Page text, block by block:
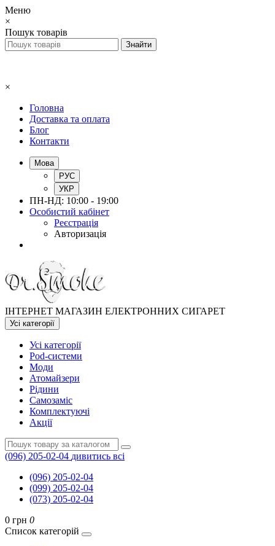
Меню
×
Пошук товарів
×
Головна
Доставка та оплата
Блог
Контакти
Мова
РУС
УКР
ПН-НД: 10:00 - 19:00
Особистий кабінет
Реєстрація
Авторизація
ІНТЕРНЕТ МАГАЗИН ЕЛЕКТРОННИХ СИГАРЕТ
Усі категорії
Усі категорії
Pod-системи
Моди
Атомайзери
Рідини
Самозаміс
Комплектуючі
Акції
(096) 205-02-04 дивитись всі
(096) 205-02-04
(099) 205-02-04
(073) 205-02-04
0 грн 0
Список категорій